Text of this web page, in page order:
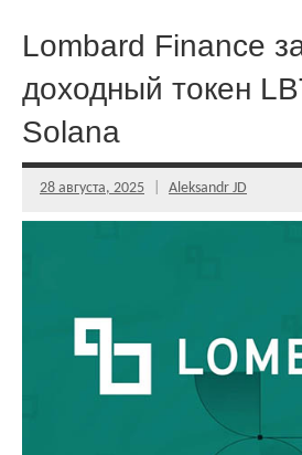
Lombard Finance
доходный токен
Solana
28 августа, 2025 Aleksandr JD